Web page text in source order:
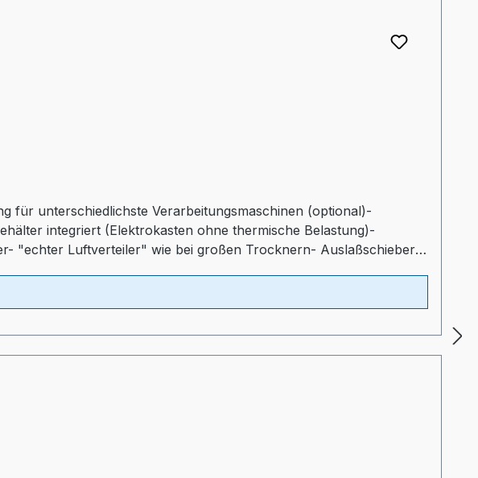
für unterschiedlichste Verarbeitungsmaschinen (optional)-
integriert (Elektrokasten ohne thermische Belastung)-
"echter Luftverteiler" wie bei großen Trocknern- Auslaßschieber-